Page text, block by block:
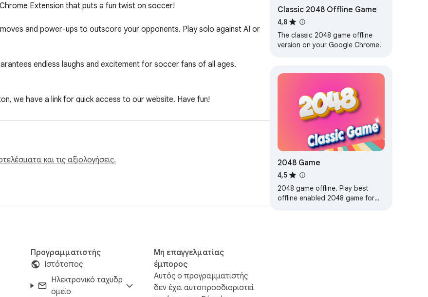
Extension that puts a fun twist on soccer!
and power-ups to outscore your opponents. Play solo against AI or
endless laughs and excitement for soccer fans of all ages.
we have a link for quick access to our website. Have fun!
και τις αξιολογήσεις.
Προγραμματιστής
Ιστότοπος
Ηλεκτρονικό ταχυδρ
ομείο
Μη επαγγελματίας
έμπορος
Αυτός ο προγραμματιστής
δεν έχει αυτοπροσδιοριστεί
Classic 2048 Offline Game
4,8
The classic 2048 game offline
version on your Google Chrome!
2048 Game
4,5
2048 game offline. Play best
offline enabled 2048 game for